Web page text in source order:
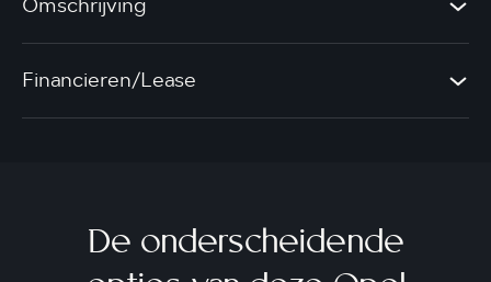
Financieren/Lease
De onderscheidende